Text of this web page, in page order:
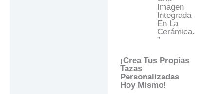
Imagen
Integrada
En La
Cerámica.
”
¡Crea Tus Propias
Tazas
Personalizadas
Hoy Mismo!